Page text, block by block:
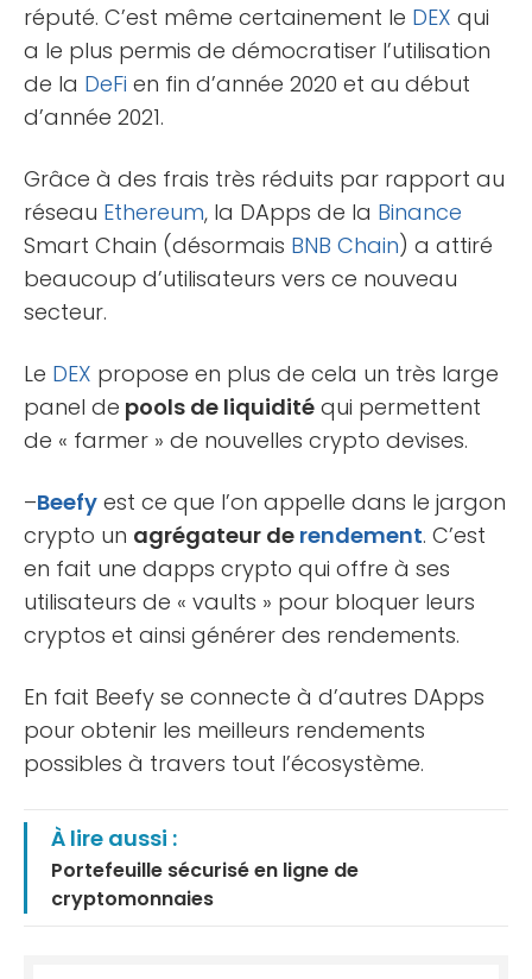
réputé. C’est même certainement le DEX qui
a le plus permis de démocratiser l’utilisation
de la DeFi en fin d’année 2020 et au début
d’année 2021.
Grâce à des frais très réduits par rapport au
réseau Ethereum, la DApps de la Binance
Smart Chain (désormais BNB Chain) a attiré
beaucoup d’utilisateurs vers ce nouveau
secteur.
Le DEX propose en plus de cela un très large
panel de pools de liquidité qui permettent
de « farmer » de nouvelles crypto devises.
–Beefy est ce que l’on appelle dans le jargon
crypto un agrégateur de rendement. C’est
en fait une dapps crypto qui offre à ses
utilisateurs de « vaults » pour bloquer leurs
cryptos et ainsi générer des rendements.
En fait Beefy se connecte à d’autres DApps
pour obtenir les meilleurs rendements
possibles à travers tout l’écosystème.
À lire aussi :
Portefeuille sécurisé en ligne de
cryptomonnaies